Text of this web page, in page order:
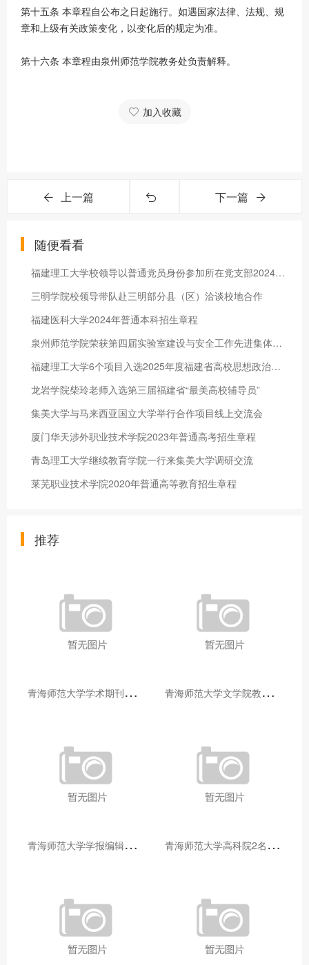
第十五条 本章程自公布之日起施行。如遇国家法律、法规、规
章和上级有关政策变化，以变化后的规定为准。
第十六条 本章程由泉州师范学院教务处负责解释。
加入收藏
上一篇 下一篇
随便看看
福建理工大学校领导以普通党员身份参加所在党支部2024年度组织生活会
三明学院校领导带队赴三明部分县（区）洽谈校地合作
福建医科大学2024年普通本科招生章程
泉州师范学院荣获第四届实验室建设与安全工作先进集体三等奖
福建理工大学6个项目入选2025年度福建省高校思想政治工作质量提升综合改革与精品建设项目
龙岩学院柴玲老师入选第三届福建省“最美高校辅导员”
集美大学与马来西亚国立大学举行合作项目线上交流会
厦门华天涉外职业技术学院2023年普通高考招生章程
青岛理工大学继续教育学院一行来集美大学调研交流
莱芜职业技术学院2020年普通高等教育招生章程
推荐
青
海师范大学学术期刊两个专栏入选2025年青海省期刊重点专栏 青
海师范大学文学院教师赴山东省相关高校和学术机构交流学习
青
海师范大学学报编辑部赴大通县城关镇上毛佰胜村开展帮扶慰问活动 青
海师范大学高科院2名专家当选中国科学院院士